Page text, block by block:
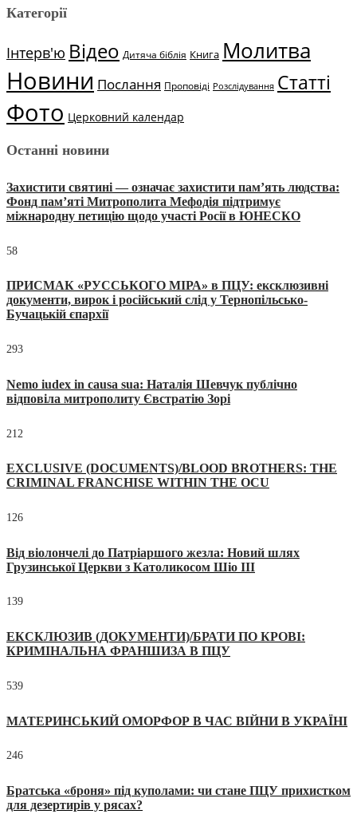
Категорії
Інтерв'ю Відео Дитяча біблія Книга Молитва
Новини Послання Проповіді Розслідування Статті
Фото Церковний календар
Останні новини
Захистити святині — означає захистити пам’ять людства:
Фонд пам’яті Митрополита Мефодія підтримує
міжнародну петицію щодо участі Росії в ЮНЕСКО
58
ПРИСМАК «РУССЬКОГО МІРА» в ПЦУ: ексклюзивні
документи, вирок і російський слід у Тернопільсько-
Бучацькій єпархії
293
Nemo iudex in causa sua: Наталія Шевчук публічно
відповіла митрополиту Євстратію Зорі
212
EXCLUSIVE (DOCUMENTS)/BLOOD BROTHERS: THE
CRIMINAL FRANCHISE WITHIN THE OCU
126
Від віолончелі до Патріаршого жезла: Новий шлях
Грузинської Церкви з Католикосом Шіо III
139
ЕКСКЛЮЗИВ (ДОКУМЕНТИ)/БРАТИ ПО КРОВІ:
КРИМІНАЛЬНА ФРАНШИЗА В ПЦУ
539
МАТЕРИНСЬКИЙ ОМОРФОР В ЧАС ВІЙНИ В УКРАЇНІ
246
Братська «броня» під куполами: чи стане ПЦУ прихистком
для дезертирів у рясах?